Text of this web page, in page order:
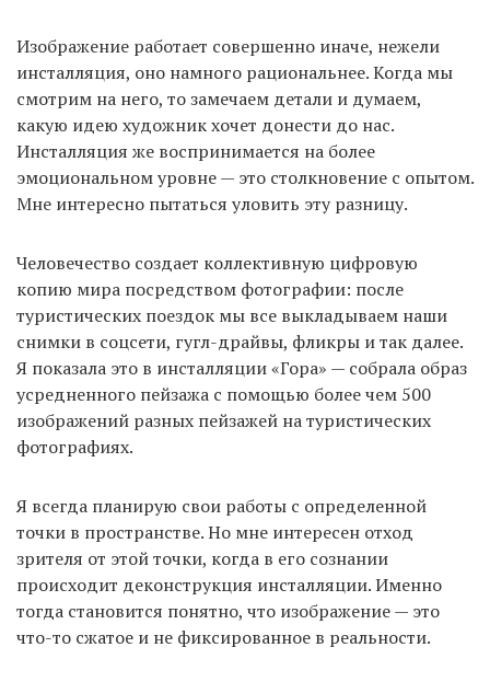
Изображение работает совершенно иначе, нежели
инсталляция, оно намного рациональнее. Когда мы
смотрим на него, то замечаем детали и думаем,
какую идею художник хочет донести до нас.
Инсталляция же воспринимается на более
эмоциональном уровне — это столкновение с опытом.
Мне интересно пытаться уловить эту разницу.
Человечество создает коллективную цифровую
копию мира посредством фотографии: после
туристических поездок мы все выкладываем наши
снимки в соцсети, гугл-драйвы, фликры и так далее.
Я показала это в инсталляции «Гора» — собрала образ
усредненного пейзажа с помощью более чем 500
изображений разных пейзажей на туристических
фотографиях.
Я всегда планирую свои работы с определенной
точки в пространстве. Но мне интересен отход
зрителя от этой точки, когда в его сознании
происходит деконструкция инсталляции. Именно
тогда становится понятно, что изображение — это
что-то сжатое и не фиксированное в реальности.